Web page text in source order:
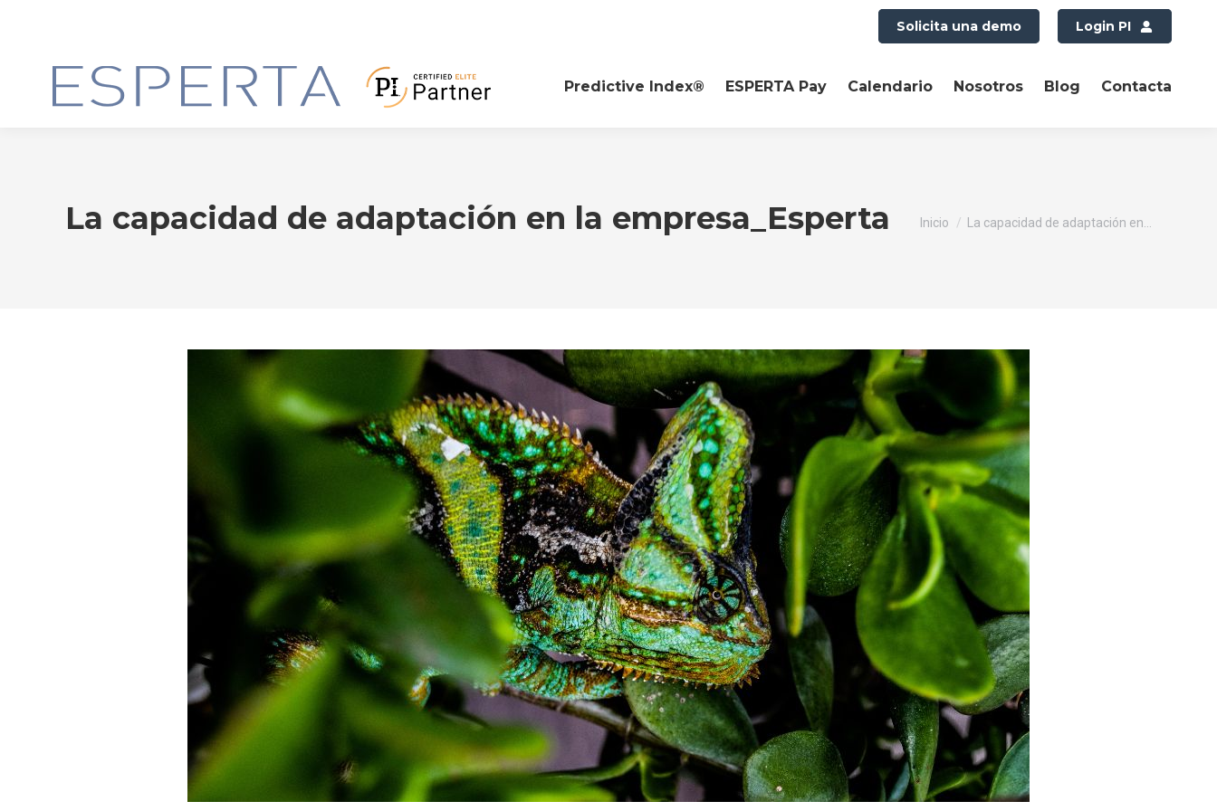
Solicita una demo Login PI
Predictive Index® ESPERTA Pay Calendario Nosotros Blog Contacta
La capacidad de adaptación en la empresa_Esperta Estás aquí:
Inicio La capacidad de adaptación en…